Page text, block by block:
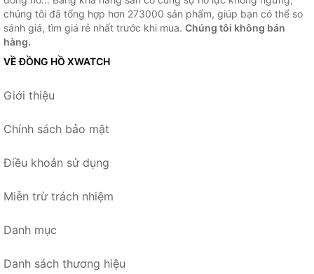
chúng tôi đã tổng hợp hơn 273000 sản phẩm, giúp bạn có thể so
sánh giá, tìm giá rẻ nhất trước khi mua. Chúng tôi không bán
hàng.
VỀ ĐỒNG HỒ XWATCH
Giới thiệu
Chính sách bảo mật
Điều khoản sử dụng
Miễn trừ trách nhiệm
Danh mục
Danh sách thương hiệu